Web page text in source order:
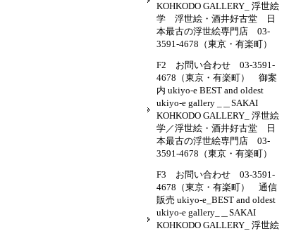
KOHKODO GALLERY_ 浮世絵
学 浮世絵・酒井好古堂 日
本最古の浮世絵専門店 03-
3591-4678（東京・有楽町）
F2 お問い合わせ 03-3591-
4678（東京・有楽町） 御案
内 ukiyo-e BEST and oldest
ukiyo-e gallery _＿SAKAI
KOHKODO GALLERY_ 浮世絵
学／浮世絵・酒井好古堂 日
本最古の浮世絵専門店 03-
3591-4678（東京・有楽町）
F3 お問い合わせ 03-3591-
4678（東京・有楽町） 通信
販売 ukiyo-e_BEST and oldest
ukiyo-e gallery_＿SAKAI
KOHKODO GALLERY_ 浮世絵